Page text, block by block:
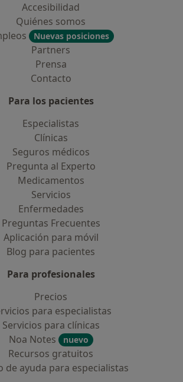
Accesibilidad
Quiénes somos
Nuevas posiciones
Partners
Prensa
Contacto
Para los pacientes
Especialistas
Clínicas
Seguros médicos
Pregunta al Experto
Medicamentos
Servicios
Enfermedades
Preguntas Frecuentes
Aplicación para móvil
Blog para pacientes
Para profesionales
Precios
para especialistas
Servicios para clínicas
Noa Notes
nuevo
Recursos gratuitos
de ayuda para especialistas